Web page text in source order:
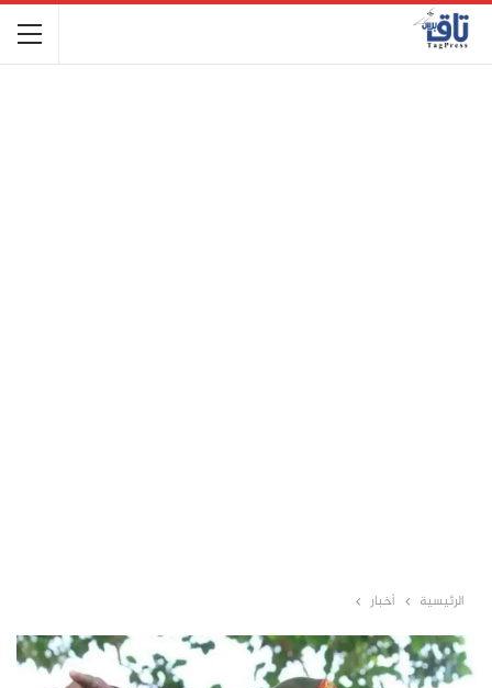
الرئيسية أخبار